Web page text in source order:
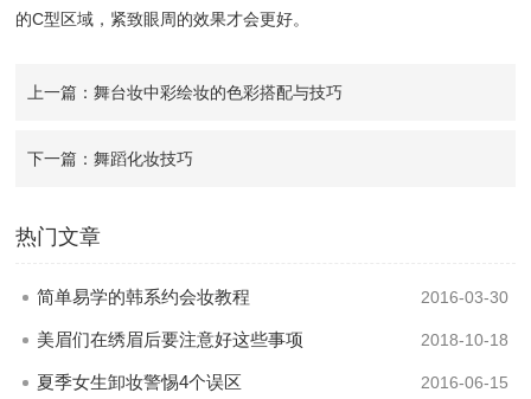
的C型区域，紧致眼周的效果才会更好。
上一篇：舞台妆中彩绘妆的色彩搭配与技巧
下一篇：舞蹈化妆技巧
热门文章
简单易学的韩系约会妆教程 2016-03-30
美眉们在绣眉后要注意好这些事项 2018-10-18
夏季女生卸妆警惕4个误区 2016-06-15